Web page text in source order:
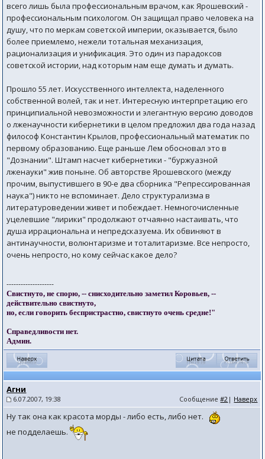
всего лишь была профессиональным врачом, как Ярошевский -
профессиональным психологом. Он защищал право человека на
душу, что по меркам советской империи, оказывается, было
более приемлемо, нежели тотальная механизация,
рационализация и унификация. Это один из парадоксов
советской истории, над которым нам еще думать и думать.
Прошло 55 лет. Искусственного интеллекта, наделенного
собственной волей, так и нет. Интересную интерпретацию его
принципиальной невозможности и элегантную версию доводов
о лженаучности кибернетики в целом предложил два года назад
философ Константин Крылов, профессиональный математик по
первому образованию. Еще раньше Лем обосновал это в
"Дознании". Штамп насчет кибернетики - "буржуазной
лженауки" жив поныне. Об авторстве Ярошевского (между
прочим, выпустившего в 90-е два сборника "Репрессированная
наука") никто не вспоминает. Дело структурализма в
литературоведении живет и побеждает. Немногочисленные
уцелевшие "лирики" продолжают отчаянно настаивать, что
душа иррациональна и непредсказуема. Их обвиняют в
антинаучности, волюнтаризме и тоталитаризме. Все непросто,
очень непросто, но кому сейчас какое дело?
--------------------
Свистнуто, не спорю, -- снисходительно заметил Коровьев, --
действительно свистнуто,
но, если говорить беспристрастно, свистнуто очень средне!"
Справедливости нет.
Админ.
Агни
6.07.2007, 19:38 Сообщение#2 | Наверх
Ну так она как красота морды - либо есть, либо нет.
не подделаешь.